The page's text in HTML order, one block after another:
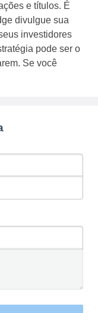
e títulos. É
divulgue sua
investidores
pode ser o
Se você